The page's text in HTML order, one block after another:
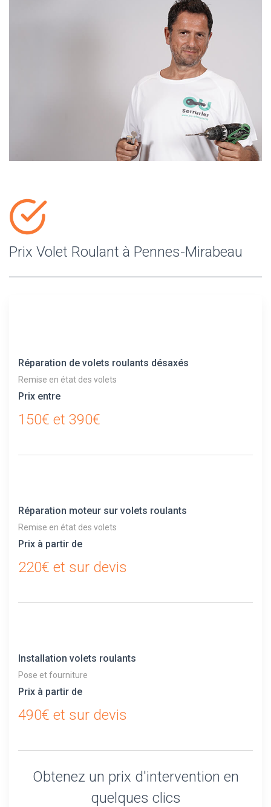
Prix Volet Roulant à Pennes-Mirabeau
Réparation de volets roulants désaxés
Remise en état des volets
Prix entre
150€ et 390€
Réparation moteur sur volets roulants
Remise en état des volets
Prix à partir de
220€ et sur devis
Installation volets roulants
Pose et fourniture
Prix à partir de
490€ et sur devis
Obtenez un prix d'intervention en
quelques clics